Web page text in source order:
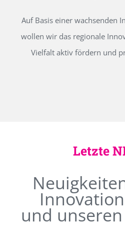
Auf Basis einer wachsenden
wollen wir das regionale
Vielfalt aktiv fördern und
Letzte
und